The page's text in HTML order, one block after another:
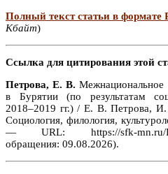
Полный текст статьи в формате
Кбайт)
Ссылка для цитирования этой
Петрова, Е. В. Межнациональное
в Бурятии (по результатам
2018–2019 гг.) / Е. В. Петрова,
Социология, филология,
— URL: https://sfk-mn.ru/
обращения: 09.08.2026).